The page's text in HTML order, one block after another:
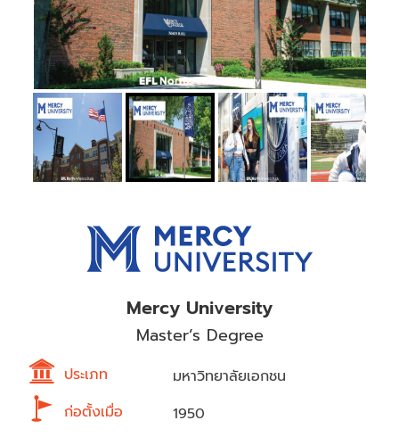
Mercy University
Master’s Degree
ประเภท
มหาวิทยาลัยเอกชน
ก่อตั้งเมื่อ
1950